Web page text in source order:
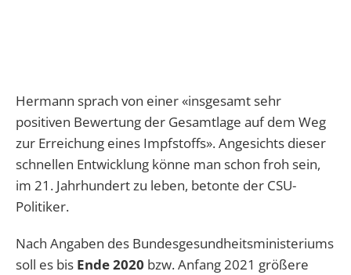
Hermann sprach von einer «insgesamt sehr
positiven Bewertung der Gesamtlage auf dem Weg
zur Erreichung eines Impfstoffs». Angesichts dieser
schnellen Entwicklung könne man schon froh sein,
im 21. Jahrhundert zu leben, betonte der CSU-
Politiker.
Nach Angaben des Bundesgesundheitsministeriums
soll es bis Ende 2020 bzw. Anfang 2021 größere